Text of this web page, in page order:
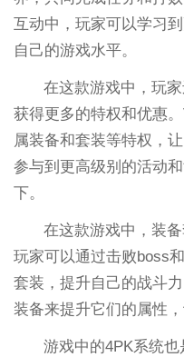
互动中，玩家可以学习
自己的游戏水平。
在这款游戏中，玩
获得更多的特权和优惠
属装备和套装等特权，
参与到更高级别的活动
下。
在这款游戏中，装
玩家可以通过击败boss
套装，提升自己的战斗
装备来提升它们的属性
游戏中的4PK系统